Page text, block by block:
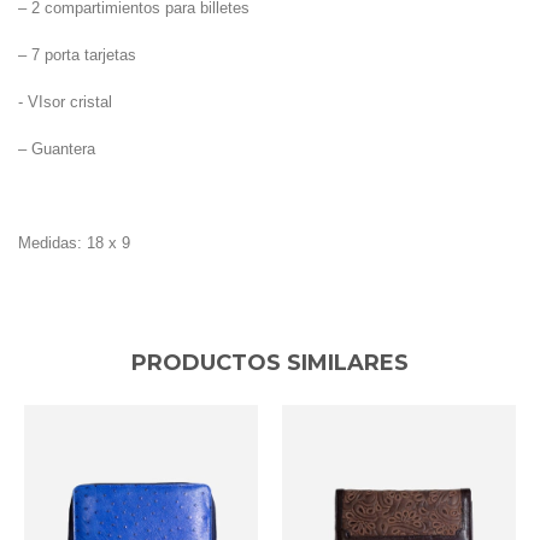
– 2 compartimientos para billetes
– 7 porta tarjetas
- VIsor cristal
– Guantera
Medidas: 18 x 9
PRODUCTOS SIMILARES